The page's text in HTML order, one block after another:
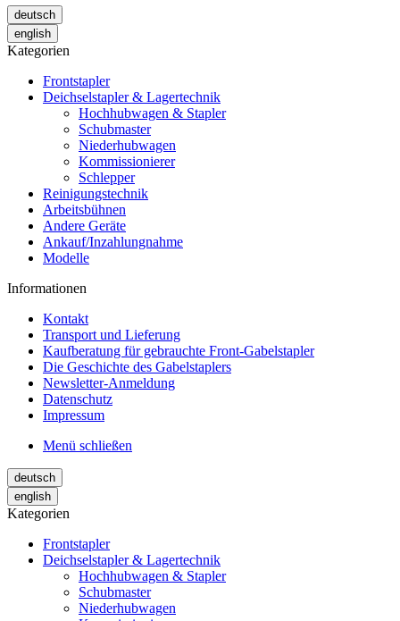
deutsch
english
Kategorien
Frontstapler
Deichselstapler & Lagertechnik
Hochhubwagen & Stapler
Schubmaster
Niederhubwagen
Kommissionierer
Schlepper
Reinigungstechnik
Arbeitsbühnen
Andere Geräte
Ankauf/Inzahlungnahme
Modelle
Informationen
Kontakt
Transport und Lieferung
Kaufberatung für gebrauchte Front-Gabelstapler
Die Geschichte des Gabelstaplers
Newsletter-Anmeldung
Datenschutz
Impressum
Menü schließen
deutsch
english
Kategorien
Frontstapler
Deichselstapler & Lagertechnik
Hochhubwagen & Stapler
Schubmaster
Niederhubwagen